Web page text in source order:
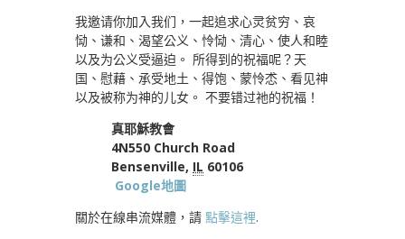
我邀请你加入我们，一起追求心灵贫穷、哀
恸、谦和、渴望公义、怜恸、清心、使人和睦
以及为公义受逼迫。 所得到的祝福呢？天
国、慰藉、承受地土、得饱、蒙怜怸、看见神
以及被称为神的儿女。 不要错过祂的祝福！
真耶穌教會
4N550 Church Road
Bensenville, IL 60106
Google地圖
關於在線串流媒體，請 點擊這裡.